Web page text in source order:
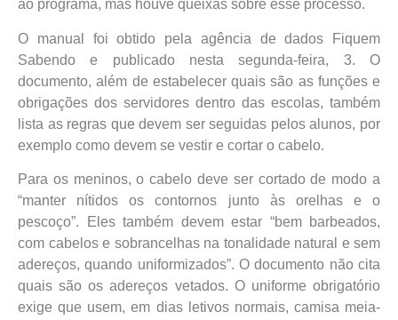
ao programa, mas houve queixas sobre esse processo.
O manual foi obtido pela agência de dados Fiquem
Sabendo e publicado nesta segunda-feira, 3. O
documento, além de estabelecer quais são as funções e
obrigações dos servidores dentro das escolas, também
lista as regras que devem ser seguidas pelos alunos, por
exemplo como devem se vestir e cortar o cabelo.
Para os meninos, o cabelo deve ser cortado de modo a
“manter nítidos os contornos junto às orelhas e o
pescoço”. Eles também devem estar “bem barbeados,
com cabelos e sobrancelhas na tonalidade natural e sem
adereços, quando uniformizados”. O documento não cita
quais são os adereços vetados. O uniforme obrigatório
exige que usem, em dias letivos normais, camisa meia-